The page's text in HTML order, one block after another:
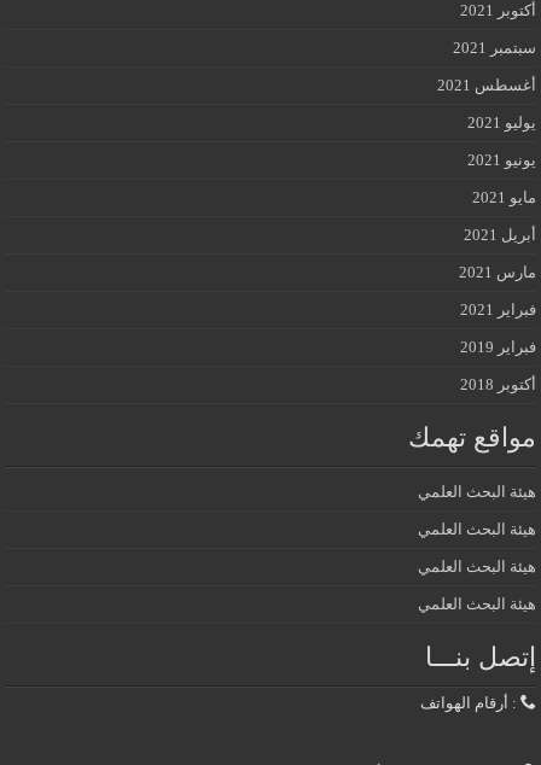
أكتوبر 2021
سبتمبر 2021
أغسطس 2021
يوليو 2021
يونيو 2021
مايو 2021
أبريل 2021
مارس 2021
فبراير 2021
فبراير 2019
أكتوبر 2018
مواقع تهمك
هيئة البحث العلمي
هيئة البحث العلمي
هيئة البحث العلمي
هيئة البحث العلمي
إتصل بنـــا
: أرقام الهواتف